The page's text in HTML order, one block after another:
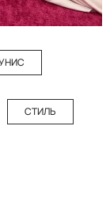
СТИЛЬ